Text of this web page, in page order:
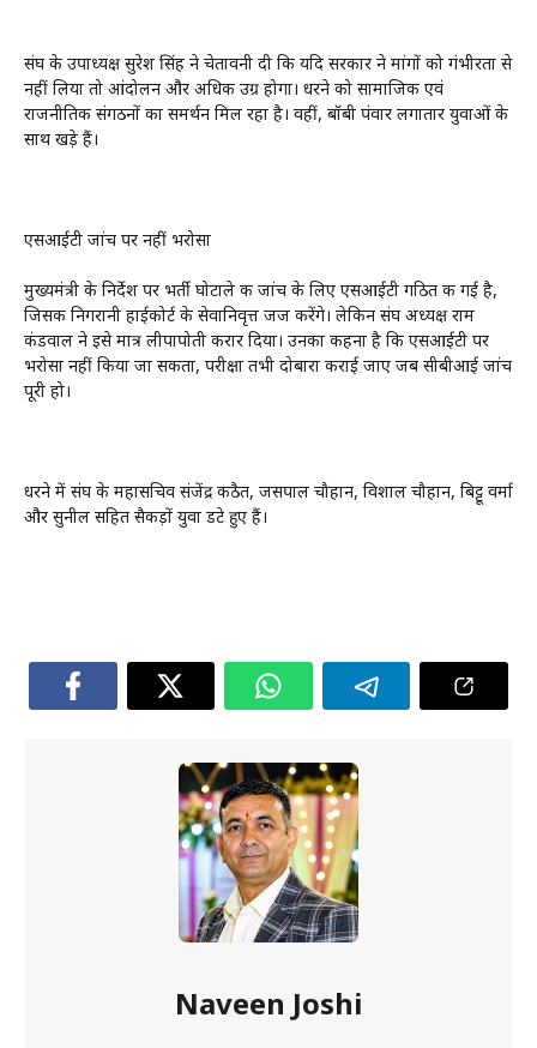
संघ के उपाध्यक्ष सुरेश सिंह ने चेतावनी दी कि यदि सरकार ने मांगों को गंभीरता से
नहीं लिया तो आंदोलन और अधिक उग्र होगा। धरने को सामाजिक एवं
राजनीतिक संगठनों का समर्थन मिल रहा है। वहीं, बॉबी पंवार लगातार युवाओं के
साथ खड़े हैं।
एसआईटी जांच पर नहीं भरोसा
मुख्यमंत्री के निर्देश पर भर्ती घोटाले की जांच के लिए एसआईटी गठित की गई है,
जिसकी निगरानी हाईकोर्ट के सेवानिवृत्त जज करेंगे। लेकिन संघ अध्यक्ष राम
कंडवाल ने इसे मात्र लीपापोती करार दिया। उनका कहना है कि एसआईटी पर
भरोसा नहीं किया जा सकता, परीक्षा तभी दोबारा कराई जाए जब सीबीआई जांच
पूरी हो।
धरने में संघ के महासचिव संजेंद्र कठैत, जसपाल चौहान, विशाल चौहान, बिट्टू वर्मा
और सुनील सहित सैकड़ों युवा डटे हुए हैं।
Naveen Joshi